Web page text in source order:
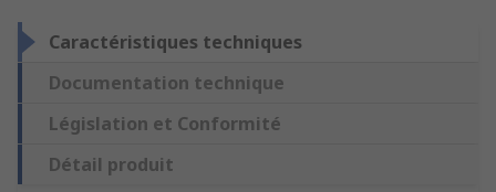
Caractéristiques techniques
Documentation technique
Législation et Conformité
Détail produit